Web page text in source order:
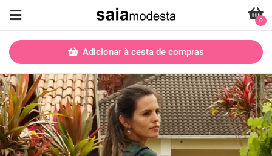
0
Adicionar à cesta de compras